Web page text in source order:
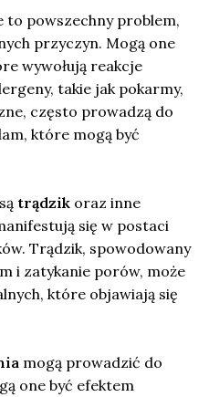
to powszechny problem,
przyczyn. Mogą one
wywołują reakcje
takie jak pokarmy,
często prowadzą do
które mogą być
trądzik oraz inne
się w postaci
Trądzik, spowodowany
i zatykanie porów, może
które objawiają się
mogą prowadzić do
one być efektem